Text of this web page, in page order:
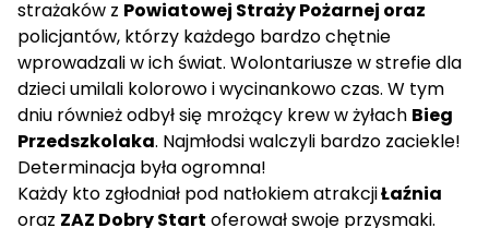
strażaków z Powiatowej Straży Pożarnej oraz
policjantów, którzy każdego bardzo chętnie
wprowadzali w ich świat. Wolontariusze w strefie dla
dzieci umilali kolorowo i wycinankowo czas. W tym
dniu również odbył się mrożący krew w żyłach Bieg
Przedszkolaka. Najmłodsi walczyli bardzo zaciekle!
Determinacja była ogromna!
Każdy kto zgłodniał pod natłokiem atrakcjiŁaźnia
oraz ZAZ Dobry Start oferował swoje przysmaki.